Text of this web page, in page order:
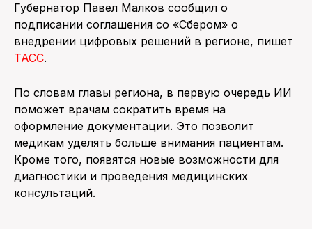
Губернатор Павел Малков сообщил о
подписании соглашения со «Сбером» о
внедрении цифровых решений в регионе, пишет
ТАСС.
По словам главы региона, в первую очередь ИИ
поможет врачам сократить время на
оформление документации. Это позволит
медикам уделять больше внимания пациентам.
Кроме того, появятся новые возможности для
диагностики и проведения медицинских
консультаций.